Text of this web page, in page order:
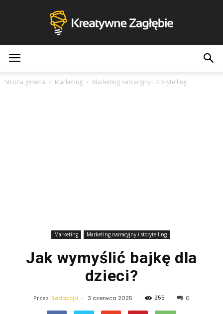
Strona główna Marketing Marketing narracyjny i storytelling
Marketing Marketing narracyjny i storytelling
Jak wymyślić bajkę dla
dzieci?
Przez Redakcja - 3 czerwca 2025 255 0